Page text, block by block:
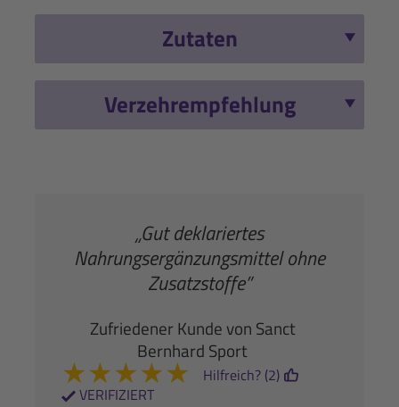
Zutaten
Verzehrempfehlung
„Gut deklariertes
Nahrungsergänzungsmittel ohne
Zusatzstoffe”
Zufriedener Kunde von Sanct
Bernhard Sport
★★★★★
VERIFIZIERT
Hilfreich? (2)